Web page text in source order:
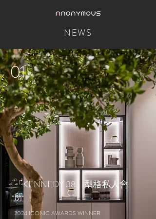
NEWS
01
「KENNEDY 38」型格私人會
所
2024 ICONIC AWARDS WINNER